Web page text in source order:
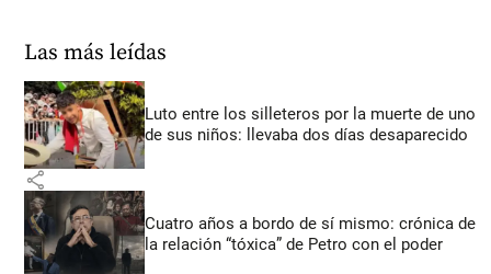
Las más leídas
Luto entre los silleteros por la muerte de uno
de sus niños: llevaba dos días desaparecido
share
Cuatro años a bordo de sí mismo: crónica de
la relación “tóxica” de Petro con el poder